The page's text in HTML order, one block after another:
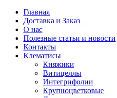
Главная
Доставка и Заказ
О нас
Полезные статьи и новости
Контакты
Клематисы
Княжики
Витицеллы
Интегрифолии
Крупноцветковые